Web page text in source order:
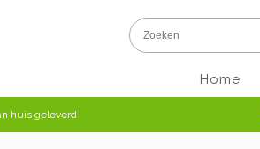
Home
huis geleverd